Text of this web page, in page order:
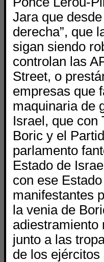
Jara que
derecha”, que
sigan siendo
controlan las
Street, o
empresas que
maquinaria de
Israel, que con
Boric y el
parlamento
Estado de
con ese
manifestantes
la venia de
adiestramiento
junto a las
de los